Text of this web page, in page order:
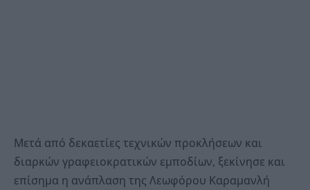
Μετά από δεκαετίες τεχνικών προκλήσεων και
διαρκών γραφειοκρατικών εμποδίων, ξεκίνησε και
επίσημα η ανάπλαση της Λεωφόρου Καραμανλή